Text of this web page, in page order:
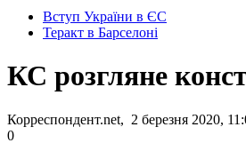
Вступ України в ЄС
Теракт в Барселоні
КС розгляне
Корреспондент.net, 2 березня 2020,
0